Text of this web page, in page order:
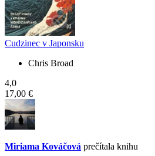
Cudzinec v Japonsku
Chris Broad
4,0
17,00 €
Miriama Kováčová prečítala knihu